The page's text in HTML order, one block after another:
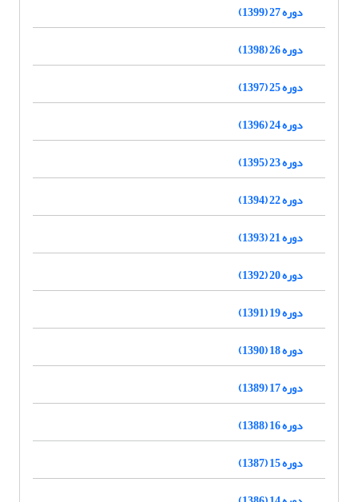
دوره 27 (1399)
دوره 26 (1398)
دوره 25 (1397)
دوره 24 (1396)
دوره 23 (1395)
دوره 22 (1394)
دوره 21 (1393)
دوره 20 (1392)
دوره 19 (1391)
دوره 18 (1390)
دوره 17 (1389)
دوره 16 (1388)
دوره 15 (1387)